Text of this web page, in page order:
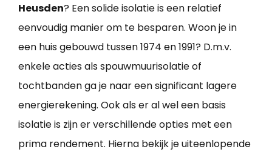
Heusden? Een solide isolatie is een relatief
eenvoudig manier om te besparen. Woon je in
een huis gebouwd tussen 1974 en 1991? D.m.v.
enkele acties als spouwmuurisolatie of
tochtbanden ga je naar een significant lagere
energierekening. Ook als er al wel een basis
isolatie is zijn er verschillende opties met een
prima rendement. Hierna bekijk je uiteenlopende